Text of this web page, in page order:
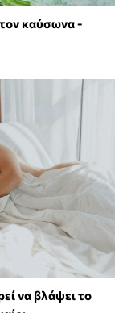
καύσωνα -
να βλάψει το